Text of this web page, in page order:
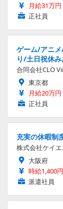
月給31万
正社員
ゲーム/アニ
り/土日祝休
合同会社CLO
東京都
月給20万
正社員
充実の休暇制
株式会社ケイ
大阪府
時給1,400
派遣社員